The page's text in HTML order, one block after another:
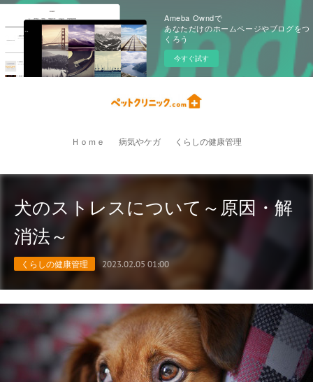
Ameba Owndで
あなただけのホームページやブログをつ
くろう
今すぐ試す
Ｈｏｍｅ 病気やケガ くらしの健康管理
犬のストレスについて～原因・解
消法～
くらしの健康管理 2023.02.05 01:00